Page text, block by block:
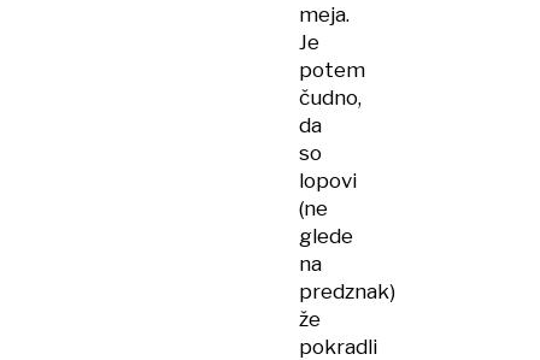
meja.
Je
potem
čudno,
da
so
lopovi
(ne
glede
na
predznak)
že
pokradli